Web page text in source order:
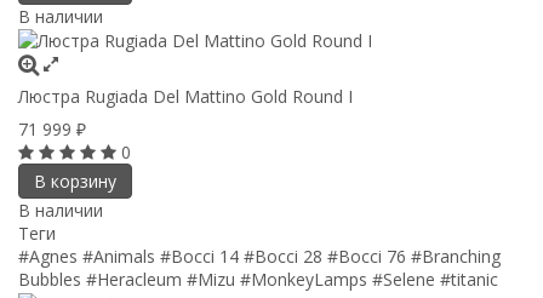
В наличии
Люстра Rugiada Del Mattino Gold Round I
71 999 ₽
0
В корзину
В наличии
Теги
#Agnes #Animals #Bocci 14 #Bocci 28 #Bocci 76 #Branching
Bubbles #Heracleum #Mizu #MonkeyLamps #Selene #titanic